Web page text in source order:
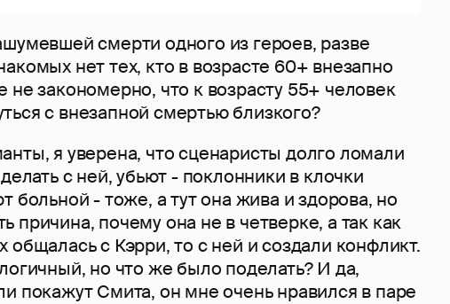
смерти одного из героев, разве
нет тех, кто в возрасте 60+ внезапно
не закономерно, что к возрасту 55+ человек
с внезапной смертью близкого?
я уверена, что сценаристы долго ломали
с ней, убьют - поклонники в клочки
больной - тоже, а тут она жива и здорова, но
причина, почему она не в четверке, а так как
общалась с Кэрри, то с ней и создали конфликт.
но что же было поделать? И да,
покажут Смита, он мне очень нравился в паре